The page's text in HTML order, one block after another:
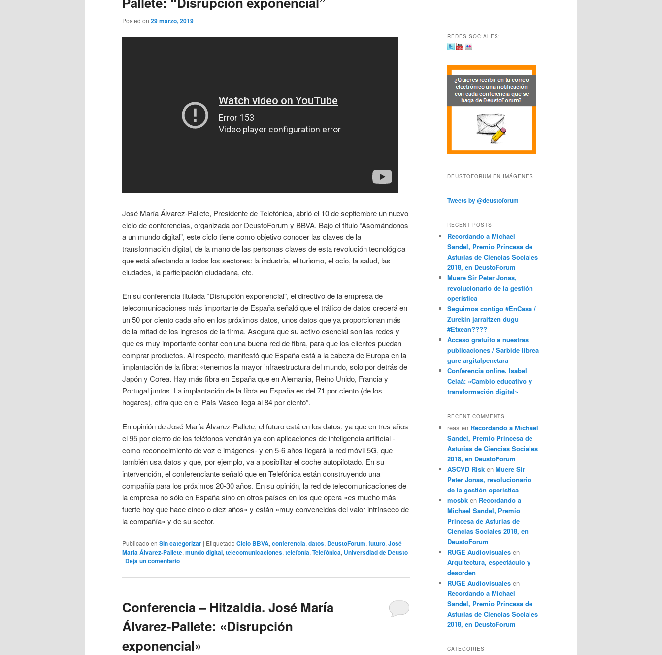
Posted on 29 marzo, 2019
José María Álvarez-Pallete, Presidente de Telefónica, abrió el 10 de septiembre un nuevo
ciclo de conferencias, organizada por DeustoForum y BBVA. Bajo el título “Asomándonos
a un mundo digital”, este ciclo tiene como objetivo conocer las claves de la
transformación digital, de la mano de las personas claves de esta revolución tecnológica
que está afectando a todos los sectores: la industria, el turismo, el ocio, la salud, las
ciudades, la participación ciudadana, etc.
En su conferencia titulada “Disrupción exponencial”, el directivo de la empresa de
telecomunicaciones más importante de España señaló que el tráfico de datos crecerá en
un 50 por ciento cada año en los próximos datos, unos datos que ya proporcionan más
de la mitad de los ingresos de la firma. Asegura que su activo esencial son las redes y
que es muy importante contar con una buena red de fibra, para que los clientes puedan
comprar productos. Al respecto, manifestó que España está a la cabeza de Europa en la
implantación de la fibra: «tenemos la mayor infraestructura del mundo, solo por detrás de
Japón y Corea. Hay más fibra en España que en Alemania, Reino Unido, Francia y
Portugal juntos. La implantación de la fibra en España es del 71 por ciento (de los
hogares), cifra que en el País Vasco llega al 84 por ciento”.
En opinión de José María Álvarez-Pallete, el futuro está en los datos, ya que en tres años
el 95 por ciento de los teléfonos vendrán ya con aplicaciones de inteligencia artificial -
como reconocimiento de voz e imágenes- y en 5-6 años llegará la red móvil 5G, que
también usa datos y que, por ejemplo, va a posibilitar el coche autopilotado. En su
intervención, el conferenciante señaló que en Telefónica están construyendo una
compañía para los próximos 20-30 años. En su opinión, la red de telecomunicaciones de
la empresa no sólo en España sino en otros países en los que opera «es mucho más
fuerte hoy que hace cinco o diez años» y están «muy convencidos del valor intrínseco de
la compañía» y de su sector.
Publicado en Sin categorizar | Etiquetado Ciclo BBVA, conferencia, datos, DeustoForum, futuro, José
María Álvarez-Pallete, mundo digital, telecomunicaciones, telefonía, Telefónica, Universdiad de Deusto
| Deja un comentario
Conferencia – Hitzaldia. José María
Álvarez-Pallete: «Disrupción
exponencial»
REDES SOCIALES:
DEUSTOFORUM EN IMÁGENES
Tweets by @deustoforum
RECENT POSTS
Recordando a Michael
Sandel, Premio Princesa de
Asturias de Ciencias Sociales
2018, en DeustoForum
Muere Sir Peter Jonas,
revolucionario de la gestión
operística
Seguimos contigo #EnCasa /
Zurekin jarraitzen dugu
#Etxean????
Acceso gratuito a nuestras
publicaciones / Sarbide librea
gure argitalpenetara
Conferencia online. Isabel
Celaá: «Cambio educativo y
transformación digital»
RECENT COMMENTS
reas en Recordando a Michael
Sandel, Premio Princesa de
Asturias de Ciencias Sociales
2018, en DeustoForum
ASCVD Risk en Muere Sir
Peter Jonas, revolucionario
de la gestión operística
mosbk en Recordando a
Michael Sandel, Premio
Princesa de Asturias de
Ciencias Sociales 2018, en
DeustoForum
RUGE Audiovisuales en
Arquitectura, espectáculo y
desorden
RUGE Audiovisuales en
Recordando a Michael
Sandel, Premio Princesa de
Asturias de Ciencias Sociales
2018, en DeustoForum
CATEGORIES